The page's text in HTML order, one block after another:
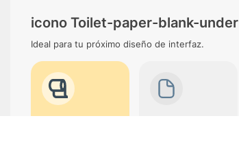
icono Toilet-paper-blank-under
Ideal para tu próximo diseño de interfaz.